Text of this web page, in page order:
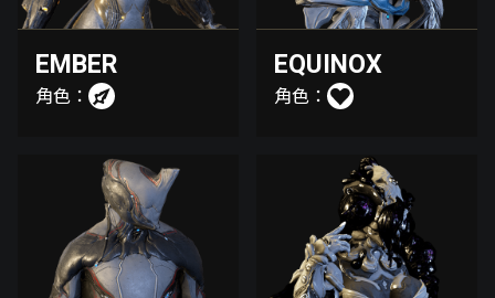
EMBER
角色：
EQUINOX
角色：